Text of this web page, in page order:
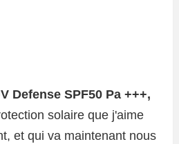
Defense SPF50 Pa +++,
solaire que j'aime
et qui va maintenant nous